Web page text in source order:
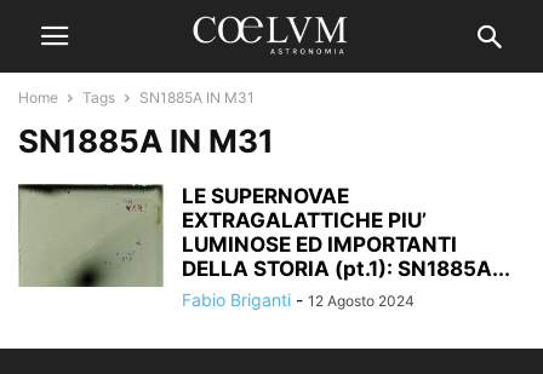
Home Tags SN1885A IN M31
SN1885A IN M31
LE SUPERNOVAE
EXTRAGALATTICHE PIU’
LUMINOSE ED IMPORTANTI
DELLA STORIA (pt.1): SN1885A...
Fabio Briganti - 12 Agosto 2024